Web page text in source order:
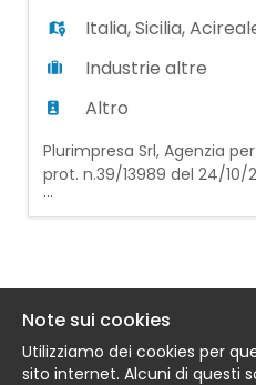
IT
DE
Italia,Sicilia,
Industrie altre
Altro
Plurimpresa Srl, Agenzia
prot. n.39/13989 del 24/10/
azienda cliente operante
vendita all'ingrosso di
Sviluppo e gestione del
(officine, autoricambi,
...
Note sui cookies
Utilizziamo dei cookies per
sito internet. Alcuni di questi